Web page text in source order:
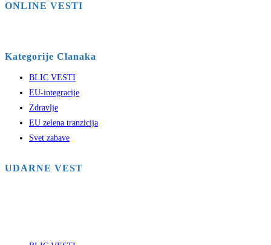
ONLINE VESTI
Kategorije Clanaka
BLIC VESTI
EU-integracije
Zdravlje
EU zelena tranzicija
Svet zabave
UDARNE VEST